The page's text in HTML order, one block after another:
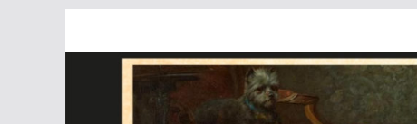
содержимому